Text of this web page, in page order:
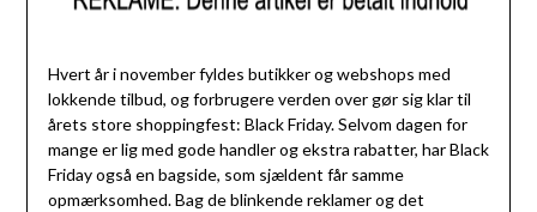
Hvert år i november fyldes butikker og webshops med
lokkende tilbud, og forbrugere verden over gør sig klar til
årets store shoppingfest: Black Friday. Selvom dagen for
mange er lig med gode handler og ekstra rabatter, har Black
Friday også en bagside, som sjældent får samme
opmærksomhed. Bag de blinkende reklamer og det